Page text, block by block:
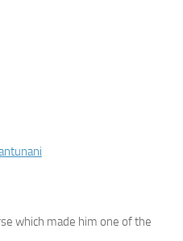
which made him one of the